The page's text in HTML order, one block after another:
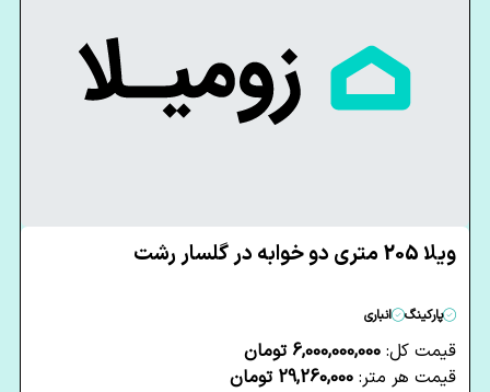
ویلا 205 متری دو خوابه در گلسار رشت
پارکینگ انباری
قیمت کل: 6,000,000,000 تومان
قیمت هر متر: 29,260,000 تومان